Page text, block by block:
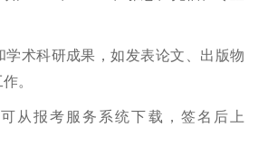
学术科研成果，如发表论文、出版物
。
从报考服务系统下载，签名后上